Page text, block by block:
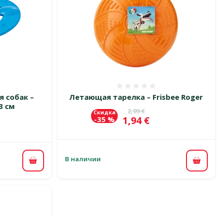
собак –
см
В корзину
Летающая тарелка – Frisbee Roger
Исходная цена
2,99 €
Цена
1,94 €
Скидка
-35 %
В наличии
В